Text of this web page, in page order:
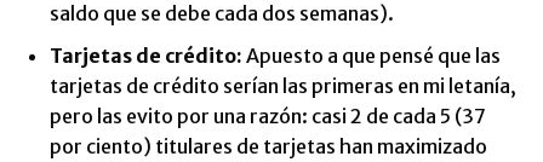
saldo que se debe cada dos semanas).
Tarjetas de crédito: Apuesto a que pensé que las
tarjetas de crédito serían las primeras en mi letanía,
pero las evito por una razón: casi 2 de cada 5 (37
por ciento) titulares de tarjetas han maximizado